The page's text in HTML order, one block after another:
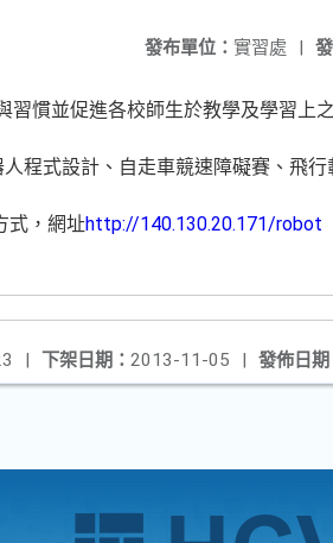
發布單位： 實習處 |
慣並促進各校師生於教學及學習上
程式設計、自走車競速障礙賽、飛
式，網址http://140.130.20.171/robot
發佈日期
下架日期： 2013-11-05 |
|